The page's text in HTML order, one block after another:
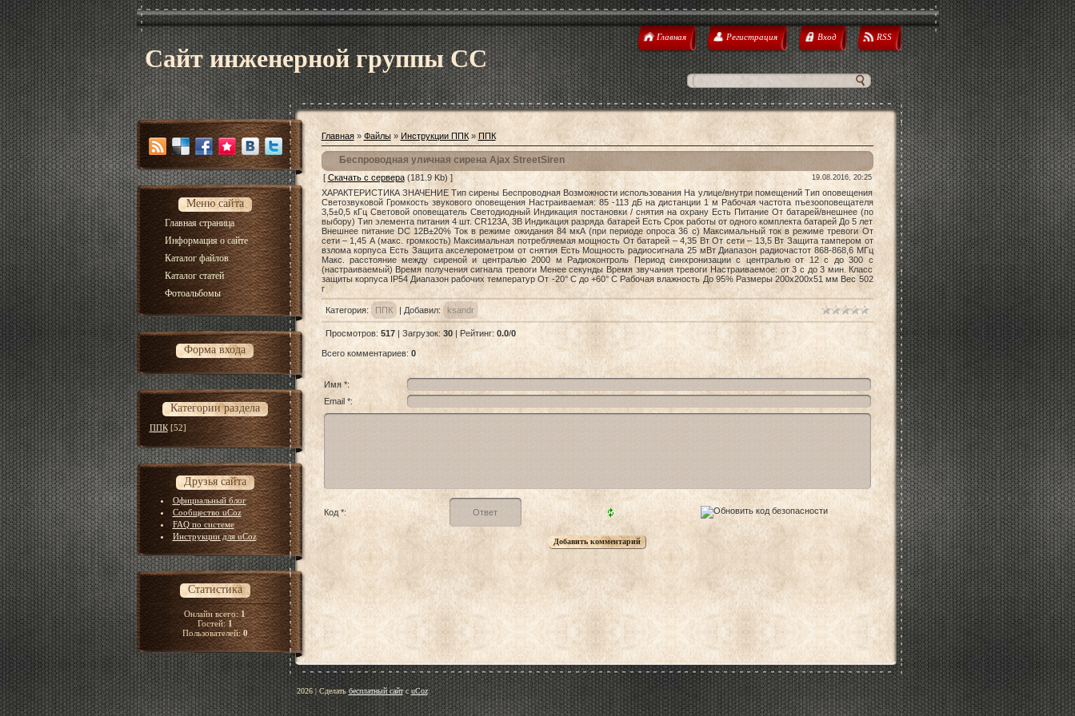
Сайт инженерной группы CC
Главная Регистрация Вход RSS
Меню сайта
Главная страница
Информация о сайте
Каталог файлов
Каталог статей
Фотоальбомы
Форма входа
Категории раздела
ППК [52]
Друзья сайта
Официальный блог
Сообщество uCoz
FAQ по системе
Инструкции для uCoz
Статистика
Онлайн всего:1
Гостей:1
Пользователей:0
Главная» Файлы» Инструкции ППК» ППК
Беспроводная уличная сирена Ajax StreetSiren
[ Скачать с сервера(181.9 Kb) ] 19.08.2016, 20:25
ХАРАКТЕРИСТИКА ЗНАЧЕНИЕ Тип сирены Беспроводная Возможности использования На улице/внутри помещений Тип оповещения
Светозвуковой Громкость звукового оповещения Настраиваемая: 85 -113 дБ на дистанции 1 м Рабочая частота пъезооповещателя
3,5±0,5 кГц Световой оповещатель Светодиодный Индикация постановки / снятия на охрану Есть Питание От батарей/внешнее (по
выбору) Тип элемента питания 4 шт. CR123A, 3В Индикация разряда батарей Есть Срок работы от одного комплекта батарей До 5 лет
Внешнее питание DC 12В±20% Ток в режиме ожидания 84 мкА (при периоде опроса 36 с) Максимальный ток в режиме тревоги От
сети – 1,45 А (макс. громкость) Максимальная потребляемая мощность От батарей – 4,35 Вт От сети – 13,5 Вт Защита тампером от
взлома корпуса Есть Защита акселерометром от снятия Есть Мощность радиосигнала 25 мВт Диапазон радиочастот 868-868,6 МГц
Макс. расстояние между сиреной и централью 2000 м Радиоконтроль Период синхронизации с централью от 12 с до 300 с
(настраиваемый) Время получения сигнала тревоги Менее секунды Время звучания тревоги Настраиваемое: от 3 с до 3 мин. Класс
защиты корпуса IP54 Диапазон рабочих температур От -20° С до +60° С Рабочая влажность До 95% Размеры 200х200х51 мм Вес 502
г
Категория: ППК | Добавил: ksandr
Просмотров: 517| Загрузок:30| Рейтинг: 0.0/0
Всего комментариев: 0
Имя *:
Email *:
Код *:
2026|Сделатьбесплатный сайтсuCoz